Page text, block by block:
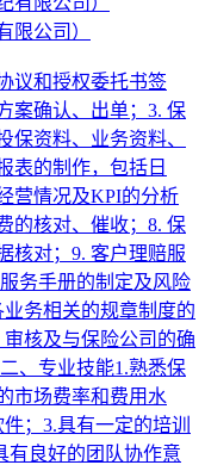
限公司）
议和授权委托书签
案确认、出单；3. 保
保资料、业务资料、
表的制作，包括日
营情况及KPI的分析
的核对、催收；8. 保
核对；9. 客户理赔服
务手册的制定及风险
务相关的规章制度的
核及与保险公司的确
、专业技能1.熟悉保
市场费率和费用水
；3.具有一定的培训
有良好的团队协作意